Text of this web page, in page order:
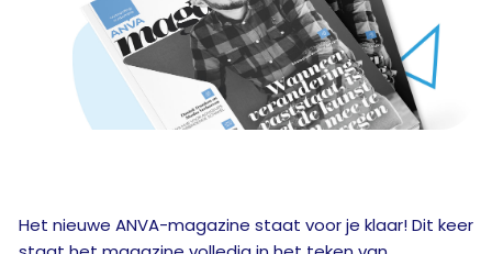
Het nieuwe ANVA-magazine staat voor je klaar! Dit keer